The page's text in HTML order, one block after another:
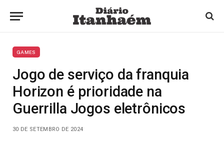
GAMES
Jogo de serviço da franquia
Horizon é prioridade na
Guerrilla Jogos eletrônicos
30 DE SETEMBRO DE 2024